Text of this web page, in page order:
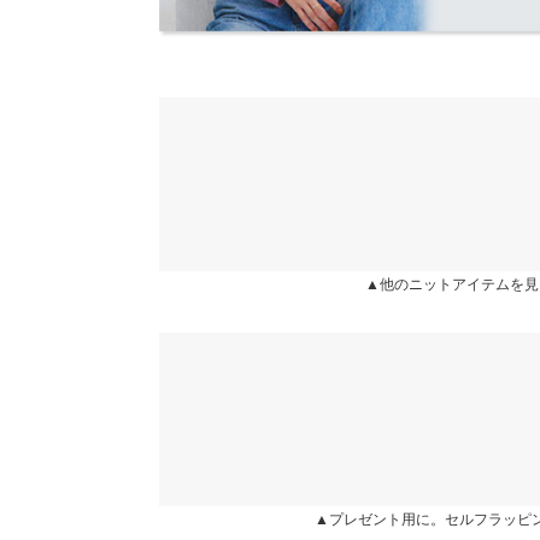
中国
▲他のニットアイテムを
▲プレゼント用に。セルフラッピ